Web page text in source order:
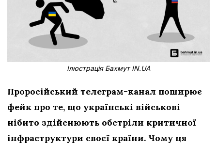
Ілюстрація Бахмут IN.UA
Проросійський телеграм-канал поширює
фейк про те, що українські військові
нібито здійснюють обстріли критичної
інфраструктури своєї країни. Чому ця